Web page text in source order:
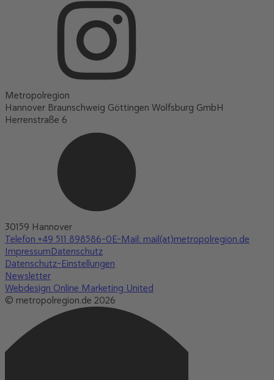
Metropolregion
Hannover Braunschweig Göttingen Wolfsburg GmbH
Herrenstraße 6
30159 Hannover
Telefon +49 511 898586-0E-Mail: mail(at)metropolregion.de
ImpressumDatenschutz
Datenschutz-Einstellungen
Newsletter
Webdesign Online Marketing United
© metropolregion.de 2026